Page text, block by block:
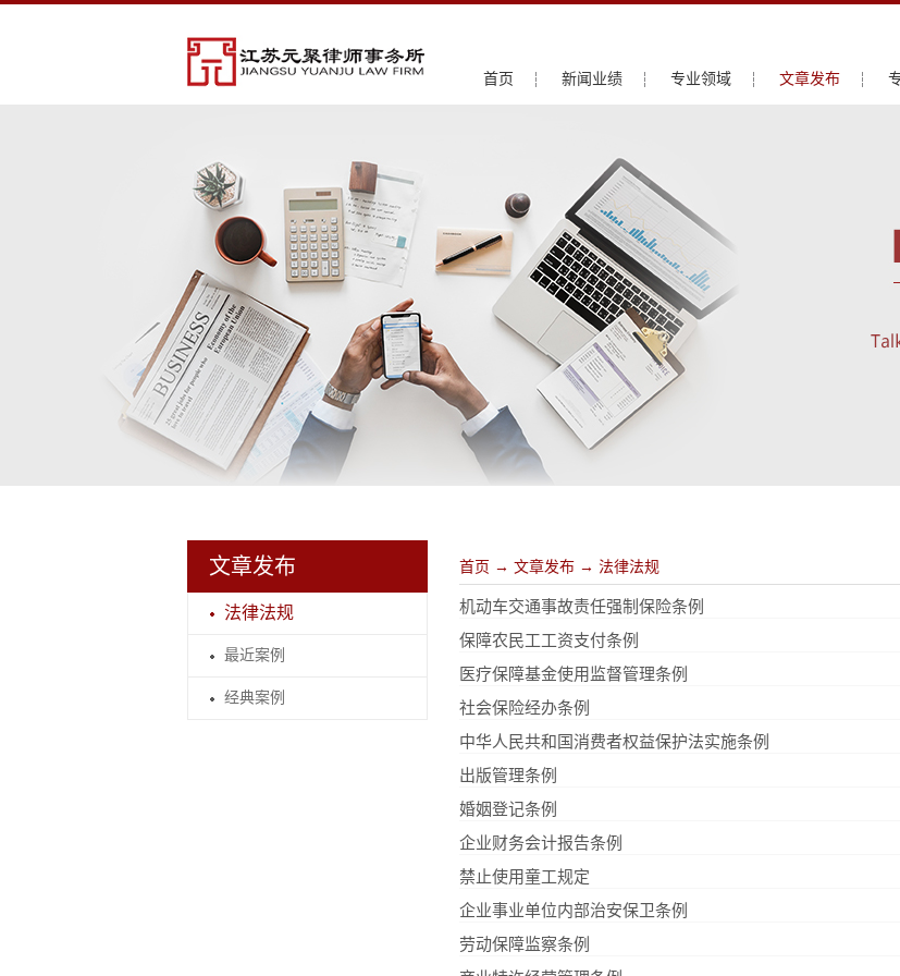
首页 新闻业绩 专业领域 文章发布
文章发布
法律法规
最近案例
经典案例
首页 → 文章发布 → 法律法规
机动车交通事故责任强制保险条例
保障农民工工资支付条例
医疗保障基金使用监督管理条例
社会保险经办条例
中华人民共和国消费者权益保护法实施条例
出版管理条例
婚姻登记条例
企业财务会计报告条例
禁止使用童工规定
企业事业单位内部治安保卫条例
劳动保障监察条例